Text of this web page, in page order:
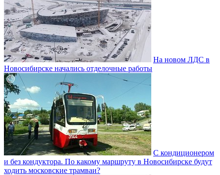
На новом ЛДС в
Новосибирске начались отделочные работы
С кондиционером
и без кондуктора. По какому маршруту в Новосибирске будут
ходить московские трамваи?